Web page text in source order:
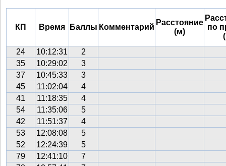
КП Время Баллы Комментарий
Расстояние
(м)
по
24
10:12:31
2
35
10:29:02
3
37
10:45:33
3
45
11:02:04
4
41
11:18:35
4
54
11:35:06
5
42
11:51:37
4
53
12:08:08
5
52
12:24:39
5
79
12:41:10
7